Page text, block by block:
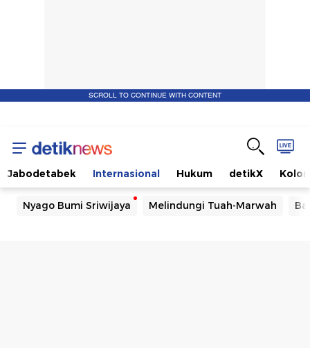
SCROLL TO CONTINUE WITH CONTENT
Jabodetabek Internasional Hukum detikX
Nyago Bumi Sriwijaya Melindungi Tuah-Marwah